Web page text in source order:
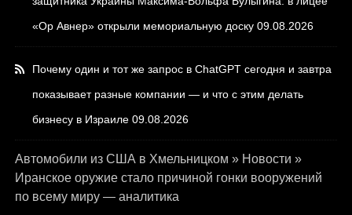
«Ор Авнер» открыли мемориальную доску 09.08.2026
Почему один и тот же запрос в ChatGPT сегодня и завтра
показывает разные компании — и что с этим делать
бизнесу в Израиле 09.08.2026
Автомобили из США в Хмельницком » Новости »
Иранское оружие стало причиной гонки вооружений
по всему миру — аналитика